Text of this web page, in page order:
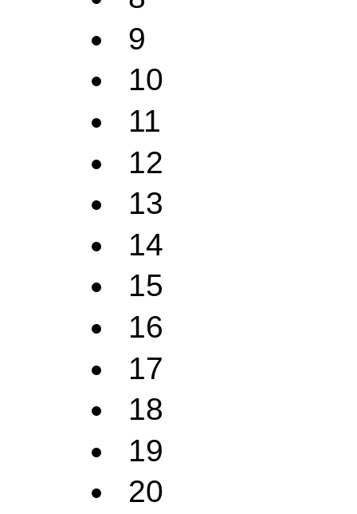
9
10
11
12
13
14
15
16
17
18
19
20